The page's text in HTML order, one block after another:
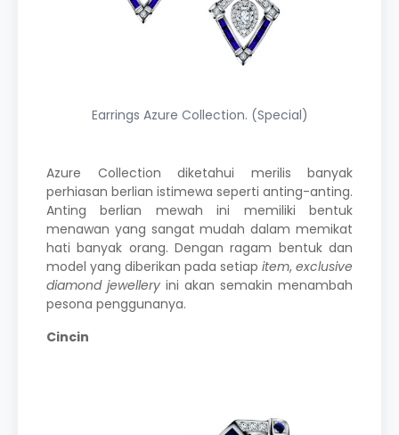
Earrings Azure Collection. (Special)
Azure Collection diketahui merilis banyak
perhiasan berlian istimewa seperti anting-anting.
Anting berlian mewah ini memiliki bentuk
menawan yang sangat mudah dalam memikat
hati banyak orang. Dengan ragam bentuk dan
model yang diberikan pada setiap item, exclusive
diamond jewellery ini akan semakin menambah
pesona penggunanya.
Cincin